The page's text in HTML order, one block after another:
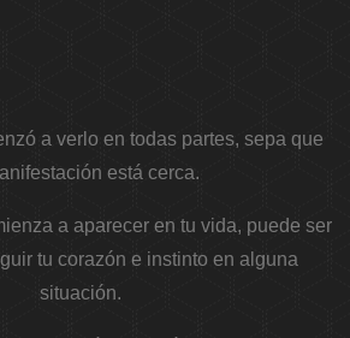
a verlo en todas partes, sepa que
está cerca.
a aparecer en tu vida, puede ser
tu corazón e instinto en alguna
situación.